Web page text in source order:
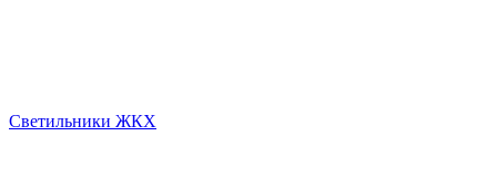
Светильники ЖКХ